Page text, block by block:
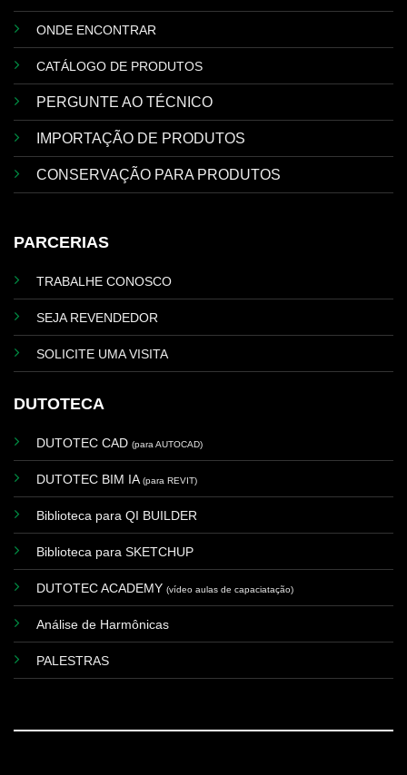
ONDE ENCONTRAR
CATÁLOGO DE PRODUTOS
PERGUNTE AO TÉCNICO
IMPORTAÇÃO DE PRODUTOS
CONSERVAÇÃO PARA PRODUTOS
PARCERIAS
TRABALHE CONOSCO
SEJA REVENDEDOR
SOLICITE UMA VISITA
DUTOTECA
DUTOTEC CAD (para AUTOCAD)
DUTOTEC BIM IA (para REVIT)
Biblioteca para QI BUILDER
Biblioteca para SKETCHUP
DUTOTEC ACADEMY (vídeo aulas de capaciatação)
Análise de Harmônicas
PALESTRAS